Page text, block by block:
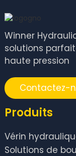
Winner
solutions
haute pression
Contactez-
Produits
Vérin
Solutions de